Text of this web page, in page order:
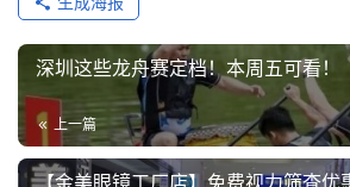
深圳这些龙舟赛定档！本周五可看！
上一篇
【金美眼镜工厂店】免费视力筛查优